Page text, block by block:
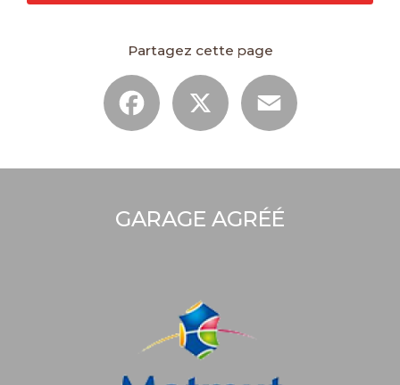
Partagez cette page
Facebook
GARAGE AGRÉÉ